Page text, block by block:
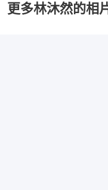
更多林沐然的相